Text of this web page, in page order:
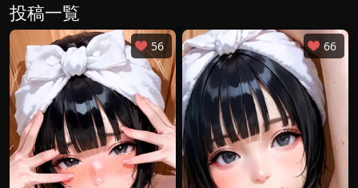
投稿一覧
56 66